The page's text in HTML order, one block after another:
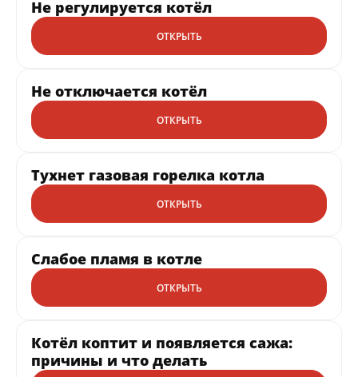
Не регулируется котёл
ОТКРЫТЬ
Не отключается котёл
ОТКРЫТЬ
Тухнет газовая горелка котла
ОТКРЫТЬ
Слабое пламя в котле
ОТКРЫТЬ
Котёл коптит и появляется сажа:
причины и что делать